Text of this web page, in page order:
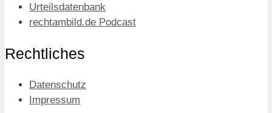
Urteilsdatenbank
rechtambild.de Podcast
Rechtliches
Datenschutz
Impressum